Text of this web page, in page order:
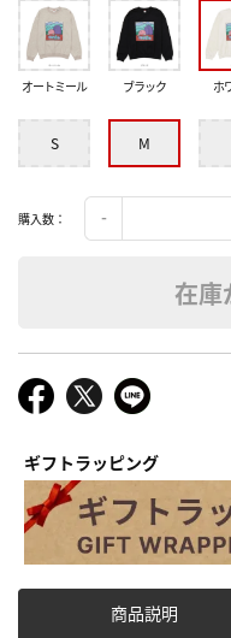
オートミール ブラック ホ
S M
購入数：
在庫
ギフトラッピング
商品説明